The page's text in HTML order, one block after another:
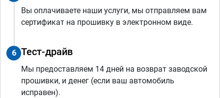
Вы оплачиваете наши услуги, мы отправляем вам
сертификат на прошивку в электронном виде.
6 Тест-драйв
Мы предоставляем 14 дней на возврат заводской
прошивки, и денег (если ваш автомобиль
исправен).